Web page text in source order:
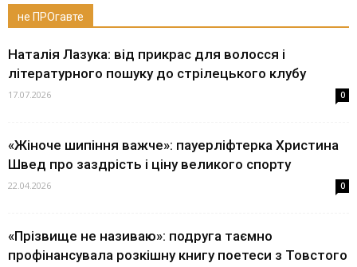
не ПРОгавте
Наталія Лазука: від прикрас для волосся і
літературного пошуку до стрілецького клубу
17.07.2026 0
«Жіноче шипіння важче»: пауерліфтерка Христина
Швед про заздрість і ціну великого спорту
22.04.2026 0
«Прізвище не називаю»: подруга таємно
профінансувала розкішну книгу поетеси з Товстого